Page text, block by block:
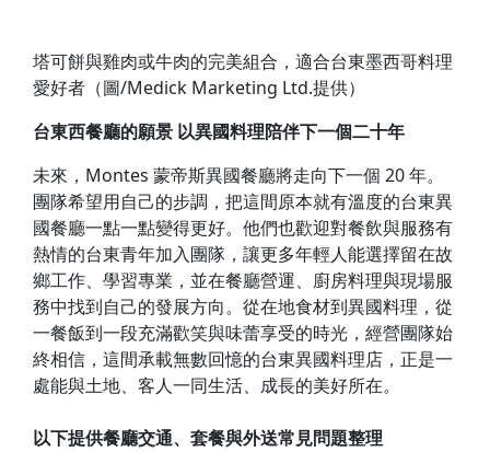
塔可餅與雞肉或牛肉的完美組合，適合台東墨西哥料理
愛好者（圖/Medick Marketing Ltd.提供）
台東西餐廳的願景 以異國料理陪伴下一個二十年
未來，Montes 蒙帝斯異國餐廳將走向下一個 20 年。
團隊希望用自己的步調，把這間原本就有溫度的台東異
國餐廳一點一點變得更好。他們也歡迎對餐飲與服務有
熱情的台東青年加入團隊，讓更多年輕人能選擇留在故
鄉工作、學習專業，並在餐廳營運、廚房料理與現場服
務中找到自己的發展方向。從在地食材到異國料理，從
一餐飯到一段充滿歡笑與味蕾享受的時光，經營團隊始
終相信，這間承載無數回憶的台東異國料理店，正是一
處能與土地、客人一同生活、成長的美好所在。
以下提供餐廳交通、套餐與外送常見問題整理